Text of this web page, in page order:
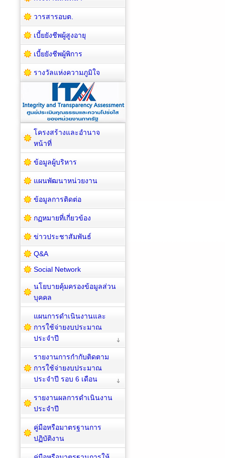
วารสารอบต.
เบี้ยยังชีพผู้สูงอายุ
เบี้ยยังชีพผู้พิการ
รางวัลแห่งความภูมิใจ
โครงสร้างและอำนาจ
หน้าที่
ข้อมูลผู้บริหาร
แผนพัฒนาหน่วยงาน
ข้อมูลการติดต่อ
กฏหมายที่เกี่ยวข้อง
ข่าวประชาสัมพันธ์
Q&A
Social Network
นโยบายคุ้มครองข้อมูลส่วน
บุคคล
แผนการดำเนินงานและ
การใช้จ่ายงบประมาณ
ประจำปี
รายงานการกำกับติดตาม
การใช้จ่ายงบประมาณ
ประจำปี รอบ 6 เดือน
รายงานผลการดำเนินงาน
ประจำปี
คู่มือหรือมาตรฐานการ
ปฏิบัติงาน